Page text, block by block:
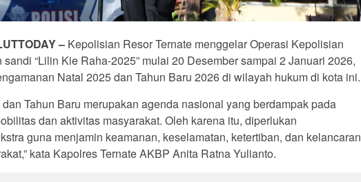
– Kepolisian Resor Ternate menggelar Operasi Kepolisian
sandi “Lilin Kie Raha-2025” mulai 20 Desember sampai 2 Januari 2026,
Natal 2025 dan Tahun Baru 2026 di wilayah hukum di kota ini.
Tahun Baru merupakan agenda nasional yang berdampak pada
dan aktivitas masyarakat. Oleh karena itu, diperlukan
guna menjamin keamanan, keselamatan, ketertiban, dan kelancaran
kata Kapolres Ternate AKBP Anita Ratna Yulianto.